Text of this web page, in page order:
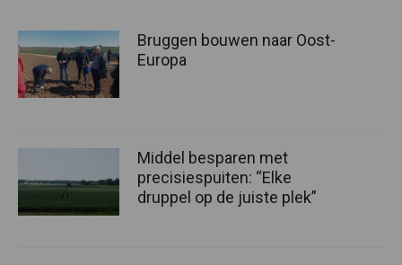
Bruggen bouwen naar Oost-
Europa
Middel besparen met
precisiespuiten: “Elke
druppel op de juiste plek”